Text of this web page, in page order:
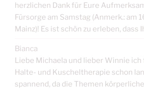
herzlichen Dank für Eure
Fürsorge am Samstag (Anmerk.: am
Mainz)! Es ist schön zu erleben, dass
Bianca
Liebe Michaela und lieber Winnie ich
Halte- und Kuscheltherapie schon
spannend, da die Themen